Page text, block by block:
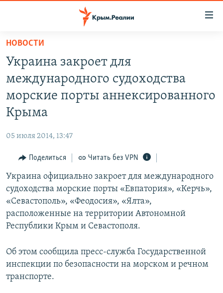
Вернуться
основному
содержанию
главной
Вернутся
поиску
СПЕЦПРОЕКТЫ
ИСТОРИЯ
ИНФОГРАФИКА
ТЕЛЕПРОЕКТ КРЫМ.РЕАЛИИ
СОВЕТЫ ПРАВОЗАЩИТНИКОВ
ПРОПАВШИЕ БЕЗ ВЕСТИ
ПОБЕДИТЕЛЕЙ НЕ СУДЯТ?
КРЫМ.НЕПОКОРЕННЫЙ
ELIFBE
РАДІО СВОБОДА
КАК ОБОЙТИ БЛОКИРОВКУ
Українською
Qırımtatar
ПРИСОЕДИНЯЙТЕСЬ!
НОВОСТИ
Украина закроет для
международного судоходства
морские порты аннексированного
Крыма
05 июля 2014, 13:47
Поделиться Читать без VPN
Украина официально закроет для международного
судоходства морские порты «Евпатория», «Керчь»,
«Севастополь», «Феодосия», «Ялта»,
расположенные на территории Автономной
Республики Крым и Севастополя.
Об этом сообщила пресс-служба Государственной
инcпекции по безопасности на морском и речном
транспорте.